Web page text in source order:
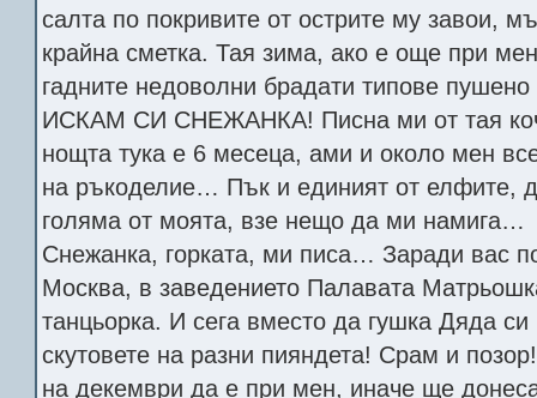
салта по покривите от острите му завои,
крайна сметка. Тая зима, ако е още при
гадните недоволни брадати типове
ИСКАМ СИ СНЕЖАНКА! Писна ми от тая коч
нощта тука е 6 месеца, ами и около мен
на ръкоделие… Пък и единият от елфите,
голяма от моята, взе нещо да ми намига…
Снежанка, горката, ми писа… Заради вас
Москва, в заведението Палавата
танцьорка. И сега вместо да гушка Дяда
скутовете на разни пияндета! Срам и
на декември да е при мен, иначе ще